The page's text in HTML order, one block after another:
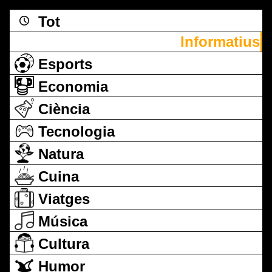
Tot
Informatius
Esports
Economia
Ciència
Tecnologia
Natura
Cuina
Viatges
Música
Cultura
Humor